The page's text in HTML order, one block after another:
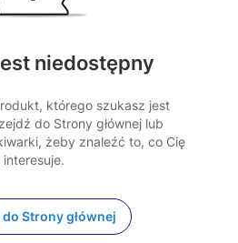
niedostępny
którego szukasz jest
do Strony głównej lub
żeby znaleźć to, co Cię
interesuje.
Strony głównej